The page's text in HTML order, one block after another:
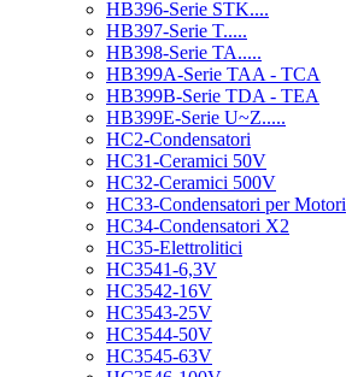
HB396-Serie STK....
HB397-Serie T.....
HB398-Serie TA.....
HB399A-Serie TAA - TCA
HB399B-Serie TDA - TEA
HB399E-Serie U~Z.....
HC2-Condensatori
HC31-Ceramici 50V
HC32-Ceramici 500V
HC33-Condensatori per Motori
HC34-Condensatori X2
HC35-Elettrolitici
HC3541-6,3V
HC3542-16V
HC3543-25V
HC3544-50V
HC3545-63V